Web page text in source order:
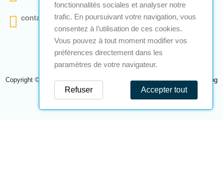
contact@a2s-atex.com
Copyright © 2026 A2S Atex. Tous droits réservés. Une réalisationNavilog
fonctionnalités sociales et analyser notre
trafic. En poursuivant votre navigation, vous
consentez à l’utilisation de ces cookies.
Vous pouvez à tout moment modifier vos
préférences directement dans les
paramètres de votre navigateur.
Accepter tout
Refuser